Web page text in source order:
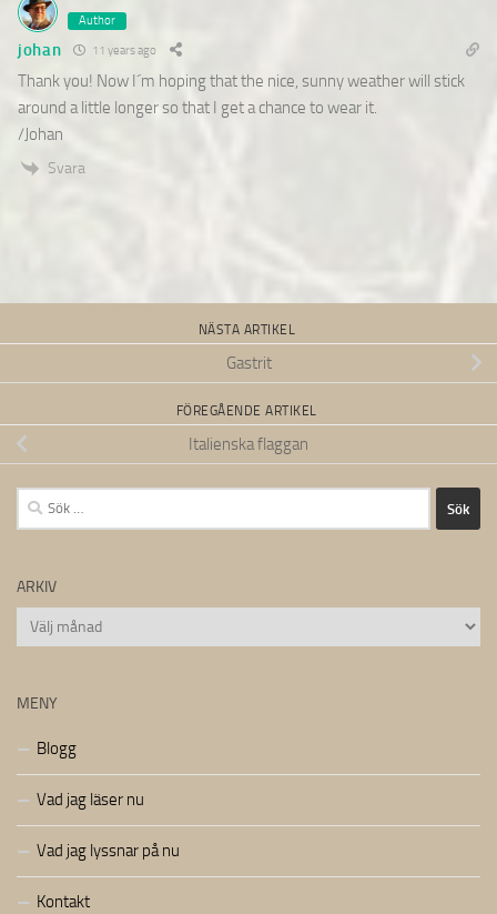
Author
johan 11 years ago
Thank you! Now I´m hoping that the nice, sunny weather will stick
around a little longer so that I get a chance to wear it.
/Johan
Svara
NÄSTA ARTIKEL
Gastrit
FÖREGÅENDE ARTIKEL
Italienska flaggan
Sök
efter:
ARKIV
Arkiv
MENY
Blogg
Vad jag läser nu
Vad jag lyssnar på nu
Kontakt